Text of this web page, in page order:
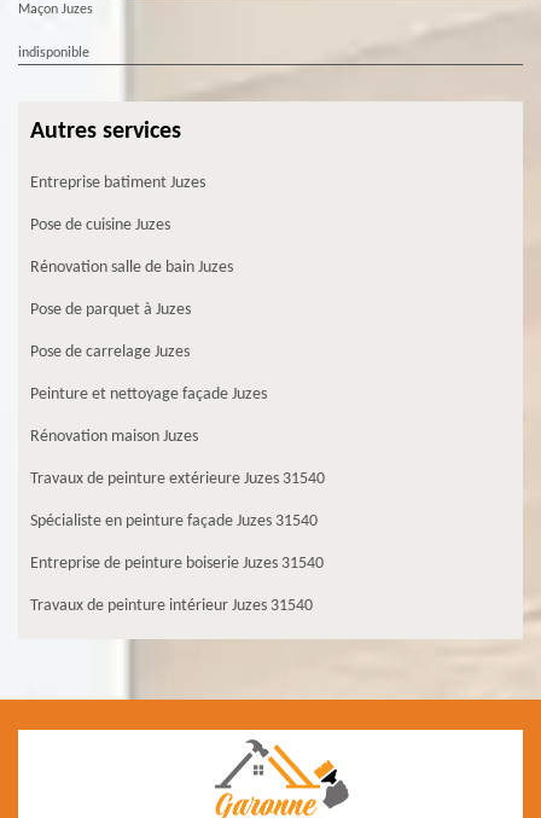
Maçon Juzes
indisponible
Autres services
Entreprise batiment Juzes
Pose de cuisine Juzes
Rénovation salle de bain Juzes
Pose de parquet à Juzes
Pose de carrelage Juzes
Peinture et nettoyage façade Juzes
Rénovation maison Juzes
Travaux de peinture extérieure Juzes 31540
Spécialiste en peinture façade Juzes 31540
Entreprise de peinture boiserie Juzes 31540
Travaux de peinture intérieur Juzes 31540